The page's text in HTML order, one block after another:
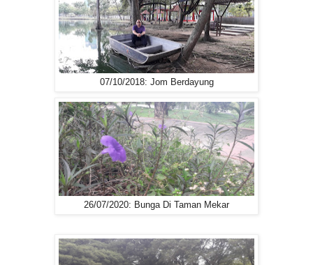
07/10/2018: Jom Berdayung
26/07/2020: Bunga Di Taman Mekar